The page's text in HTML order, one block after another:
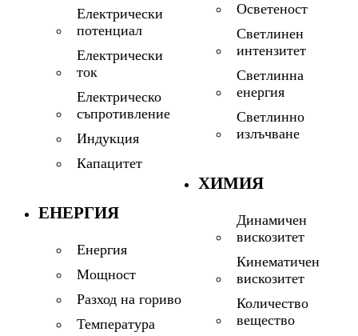
Електрически
потенциал
Електрически
ток
Електрическо
съпротивление
Индукция
Капацитет
ЕНЕРГИЯ
Енергия
Мощност
Разход на гориво
Температура
Осветеност
Светлинен
интензитет
Светлинна
енергия
Светлинно
излъчване
ХИМИЯ
Динамичен
вискозитет
Кинематичен
вискозитет
Количество
вещество